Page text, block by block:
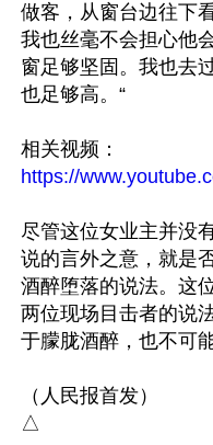
做客，从窗台边往下
我也丝毫不会担心他
窗足够坚固。我也去
也足够高。“
https://
尽管这位女业主并没
说的言外之意，就是
酒醉堕落的说法。这
两位现场目击者的说
于朦胧酒醉，也不可
（人民报首发）